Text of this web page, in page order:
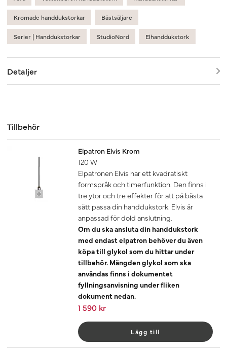
Kromade handdukstorkar Bästsäljare
Serier | Handdukstorkar StudioNord Elhanddukstork
Detaljer
Tillbehör
Elpatron Elvis Krom
120 W
Elpatronen Elvis har ett kvadratiskt
formspråk och timerfunktion. Den finns i
tre ytor och tre effekter för att på bästa
sätt passa din handdukstork. Elvis är
anpassad för dold anslutning.
Om du ska ansluta din handdukstork
med endast elpatron behöver du även
köpa till glykol som du hittar under
tillbehör. Mängden glykol som ska
användas finns i dokumentet
fyllningsanvisning under fliken
dokument nedan.
1 590 kr
Lägg till